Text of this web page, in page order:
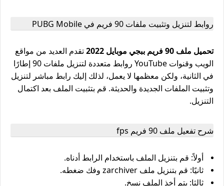
روابط لتنزيل وتثبيت ملفات 90 فريم في PUBG Mobile
تحميل ملف 90 فريم ببجي موبايل 2022
تقدم العديد من مواقع
الويب وقنوات YouTube روابط متعددة لتنزيل ملفات 90 إطارًا
في الثانية، ولكن معظمها لا يعمل، لذلك إليك رابط مباشر لتنزيل
وتثبيت الملفات الجديدة والحديثة. قم بتثبيت الملف بعد اكتمال
التنزيل.
شرح تفعيل ملف 90 فريم fps
أولاً: قم بتنزيل الملف باستخدام الرابط أدناه.
ثانيًا: قم بتنزيل ملف zarchiver وفك ضغطه.
ثالثا: يتم أخذ الملف نسخ.